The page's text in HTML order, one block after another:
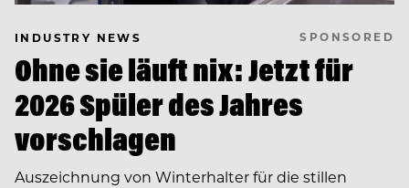
INDUSTRY NEWS SPONSORED
Ohne sie läuft nix: Jetzt für
2026 Spüler des Jahres
vorschlagen
Auszeichnung von Winterhalter für die stillen